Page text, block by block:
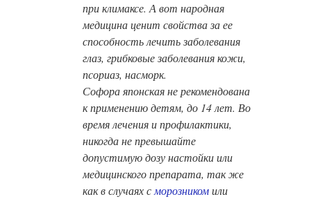
при климаксе. А вот народная
медицина ценит свойства за ее
способность лечить заболевания
глаз, грибковые заболевания кожи,
псориаз, насморк.
Софора японская не рекомендована
к применению детям, до 14 лет. Во
время лечения и профилактики,
никогда не превышайте
допустимую дозу настойки или
медицинского препарата, так же
как в случаях с морозникомили